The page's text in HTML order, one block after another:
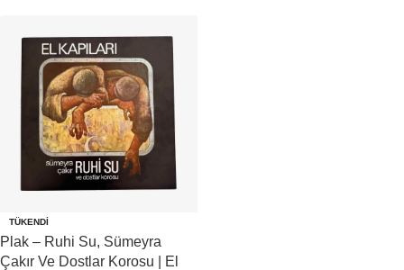
TÜKENDI
Plak – Ruhi Su, Sümeyra
Çakır Ve Dostlar Korosu | El